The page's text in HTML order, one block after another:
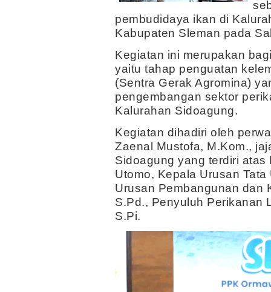
pembudidaya ikan di
Kabupaten Sleman pada
Kegiatan ini merupakan
yaitu tahap penguatan
(Sentra Gerak Agromina)
pengembangan sektor
Kalurahan Sidoagung.
Kegiatan dihadiri oleh
Zaenal Mustofa, M.Kom.,
Sidoagung yang terdiri
Utomo, Kepala Urusan
Urusan Pembangunan dan
S.Pd., Penyuluh Perikanan
S.Pi.